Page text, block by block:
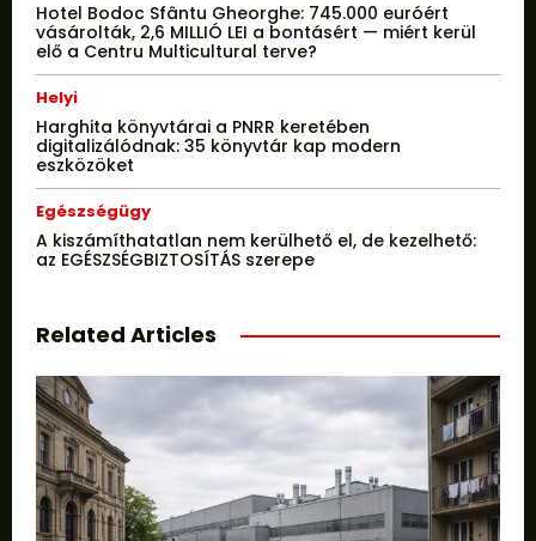
Hotel Bodoc Sfântu Gheorghe: 745.000 euróért
vásárolták, 2,6 MILLIÓ LEI a bontásért — miért kerül
elő a Centru Multicultural terve?
Helyi
Harghita könyvtárai a PNRR keretében
digitalizálódnak: 35 könyvtár kap modern
eszközöket
Egészségügy
A kiszámíthatatlan nem kerülhető el, de kezelhető:
az EGÉSZSÉGBIZTOSÍTÁS szerepe
Related Articles